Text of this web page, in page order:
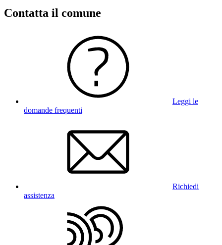
Contatta il comune
Leggi le
domande frequenti
Richiedi
assistenza